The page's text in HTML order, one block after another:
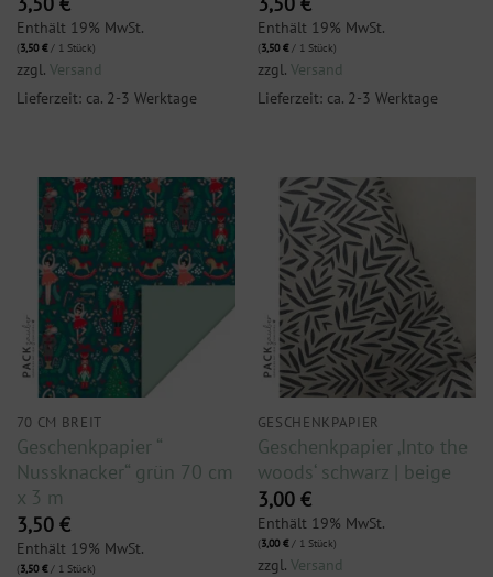
Enthält 19% MwSt.
(3,50€/ 1 Stück)
zzgl. Versand
Lieferzeit: ca. 2-3 Werktage
Enthält 19% MwSt.
(3,50€/ 1 Stück)
zzgl. Versand
Lieferzeit: ca. 2-3 Werktage
70 CM BREIT
Geschenkpapier “
Nussknacker“ grün 70 cm
x 3 m
3,50 €
Enthält 19% MwSt.
(3,50€/ 1 Stück)
GESCHENKPAPIER
Geschenkpapier ‚Into the
woods‘ schwarz | beige
3,00 €
Enthält 19% MwSt.
(3,00€/ 1 Stück)
zzgl. Versand